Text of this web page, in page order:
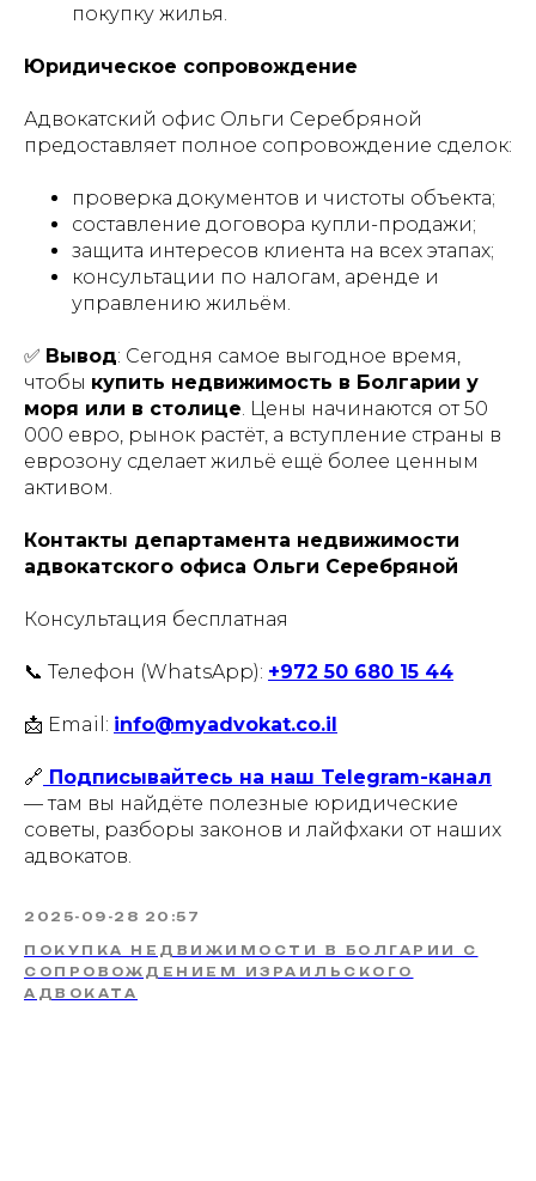
покупку жилья.
Юридическое сопровождение
Адвокатский офис Ольги Серебряной
предоставляет полное сопровождение сделок:
проверка документов и чистоты объекта;
составление договора купли-продажи;
защита интересов клиента на всех этапах;
консультации по налогам, аренде и
управлению жильём.
✅ Вывод: Сегодня самое выгодное время,
чтобы купить недвижимость в Болгарии у
моря или в столице. Цены начинаются от 50
000 евро, рынок растёт, а вступление страны в
еврозону сделает жильё ещё более ценным
активом.
Контакты департамента недвижимости
адвокатского офиса Ольги Серебряной
Консультация бесплатная
📞 Телефон (WhatsApp): +972 50 680 15 44
📩 Email: info@myadvokat.co.il
🔗 Подписывайтесь на наш Telegram-канал
— там вы найдёте полезные юридические
советы, разборы законов и лайфхаки от наших
адвокатов.
2025-09-28 20:57
ПОКУПКА НЕДВИЖИМОСТИ В БОЛГАРИИ С
СОПРОВОЖДЕНИЕМ ИЗРАИЛЬСКОГО
АДВОКАТА